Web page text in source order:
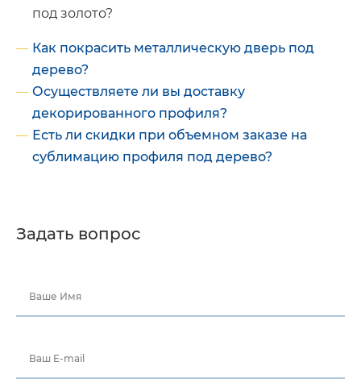
под золото?
Как покрасить металлическую дверь под
дерево?
Осуществляете ли вы доставку
декорированного профиля?
Есть ли скидки при объемном заказе на
сублимацию профиля под дерево?
Задать вопрос
Ваше Имя
Ваш E-mail